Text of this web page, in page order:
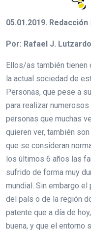
05.01.2019. Redacción
Por: Rafael J.
Ellos/as también tienen
la actual sociedad de
Personas, que pese a
para realizar
personas que muchas
quieren ver, también
que se consideran
los últimos 6 años las
sufrido de forma muy
mundial. Sin embargo
del país o de la región
patente que a día de
buena, y que el entorno